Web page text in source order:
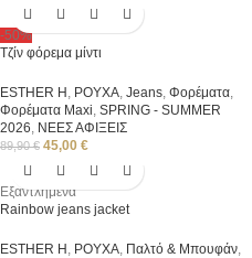
-50%
Τζίν φόρεμα μίντι
ESTHER H , ΡΟΥΧΑ, Jeans, Φορέματα,
Φορέματα Μaxi, SPRING - SUMMER
2026, ΝΕΕΣ ΑΦΙΞΕΙΣ
89,90€ 45,00 €
Εξαντλημένα
Rainbow jeans jacket
ESTHER H , ΡΟΥΧΑ, Παλτό & Μπουφάν,